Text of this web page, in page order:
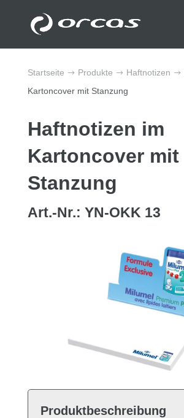
Startseite $ Produkte $ Haftnotizen $
Kartoncover mit Stanzung
Haftnotizen im
Kartoncover mit
Stanzung
Art.-Nr.: YN-OKK 13
Produktbeschreibung